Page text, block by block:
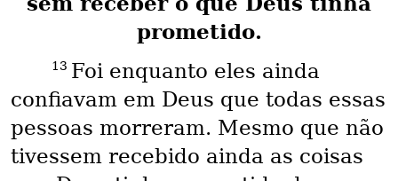
prometido.
13 Foi enquanto eles ainda
confiavam em Deus que todas essas
pessoas morreram. Mesmo que não
tivessem recebido ainda as coisas